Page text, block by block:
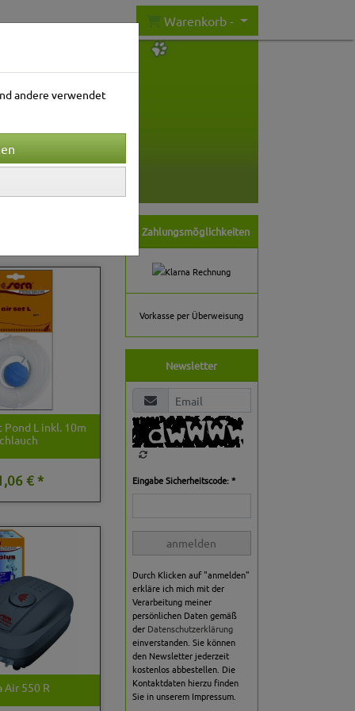
Warenkorb -
Pond L inkl. 10m
€ *
Air 550 R
Zahlungsmöglichkeiten
Vorkasse per Überweisung
Newsletter
Eingabe Sicherheitscode: *
anmelden
Durch Klicken auf "anmelden"
erkläre ich mich mit der
Verarbeitung meiner
persönlichen Daten gemäß
der Datenschutzerklärung
einverstanden. Sie können
den Newsletter jederzeit
kostenlos abbestellen. Die
Kontaktdaten hierzu finden
Sie in unserem Impressum.
andere verwendet